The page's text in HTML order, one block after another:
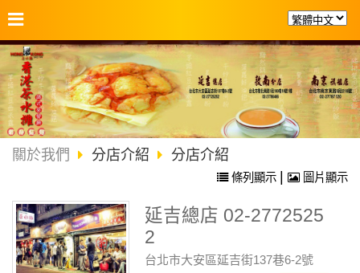
關於我們 分店介紹 分店介紹
條列顯示 | 圖片顯示
延吉總店 02-2772525
2
台北市大安區延吉街137巷6-2號